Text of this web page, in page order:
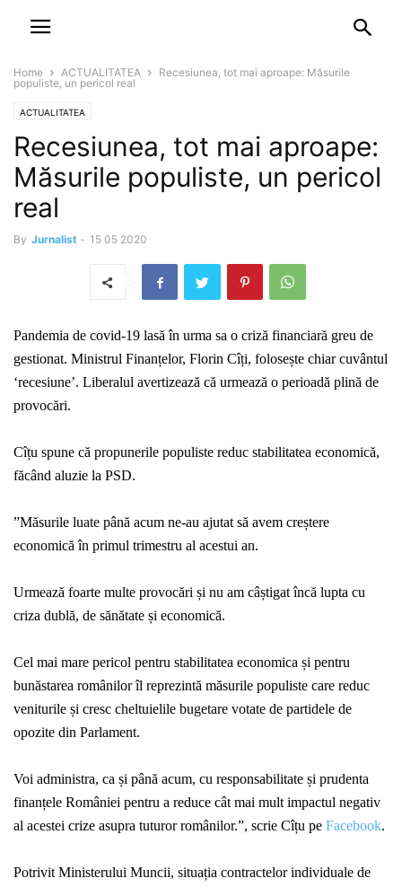
Home ACTUALITATEA
Recesiunea, tot mai aproape: Măsurile
populiste, un pericol real
ACTUALITATEA
Recesiunea, tot mai aproape:
Măsurile populiste, un pericol
real
By Jurnalist - 15 05 2020
Pandemia de covid-19 lasă în urma sa o criză financiară greu de
gestionat. Ministrul Finanțelor, Florin Cîți, folosește chiar cuvântul
‘recesiune’. Liberalul avertizează că urmează o perioadă plină de
provocări.
Cîțu spune că propunerile populiste reduc stabilitatea economică,
făcând aluzie la PSD.
”Măsurile luate până acum ne-au ajutat să avem creștere
economică în primul trimestru al acestui an.
Urmează foarte multe provocări și nu am câștigat încă lupta cu
criza dublă, de sănătate și economică.
Cel mai mare pericol pentru stabilitatea economica și pentru
bunăstarea românilor îl reprezintă măsurile populiste care reduc
veniturile și cresc cheltuielile bugetare votate de partidele de
opozite din Parlament.
Voi administra, ca și până acum, cu responsabilitate și prudenta
finanțele României pentru a reduce cât mai mult impactul negativ
al acestei crize asupra tuturor românilor.”, scrie Cîțu pe Facebook.
Potrivit Ministerului Muncii, situația contractelor individuale de